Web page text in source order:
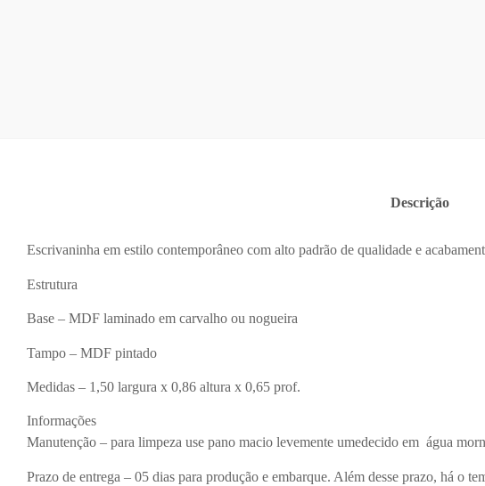
Descrição
Escrivaninha em estilo contemporâneo com alto padrão de qualidade e
Estrutura
Base – MDF laminado em carvalho ou nogueira
Tampo – MDF pintado
Medidas – 1,50 largura x 0,86 altura x 0,65 prof.
Informações
Manutenção – para limpeza use pano macio levemente umedecido em água
Prazo de entrega – 05 dias para produção e embarque. Além desse prazo, há o